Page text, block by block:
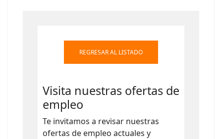
REGRESAR AL LISTADO
Visita nuestras ofertas de
empleo
Te invitamos a revisar nuestras
ofertas de empleo actuales y